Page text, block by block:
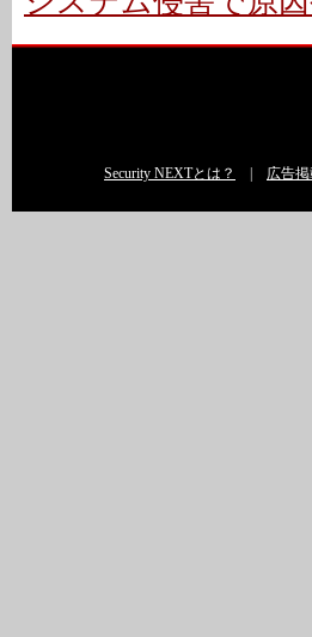
Security NEXTとは？ 広告